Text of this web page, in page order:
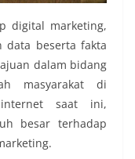
digital marketing,
data beserta fakta
dalam bidang
masyarakat di
internet saat ini,
besar terhadap